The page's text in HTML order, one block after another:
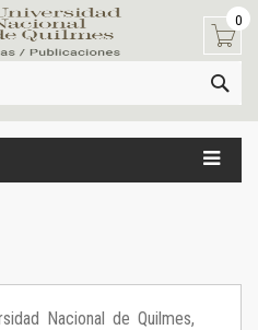
0
Nacional de Quilmes,